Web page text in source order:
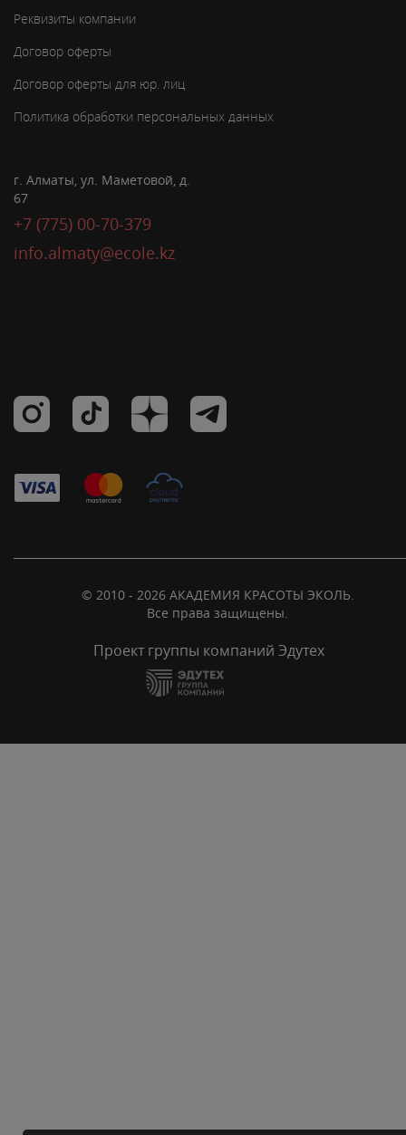
Реквизиты компании
Договор оферты
Договор оферты для юр. лиц
Политика обработки персональных данных
г. Алматы, ул. Маметовой, д.
67
+7 (775) 00-70-379
info.almaty@ecole.kz
© 2010 - 2026 АКАДЕМИЯ КРАСОТЫ ЭКОЛЬ.
Все права защищены.
Проект группы компаний Эдутех